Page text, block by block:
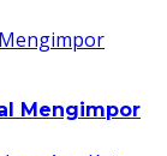
Mengimpor